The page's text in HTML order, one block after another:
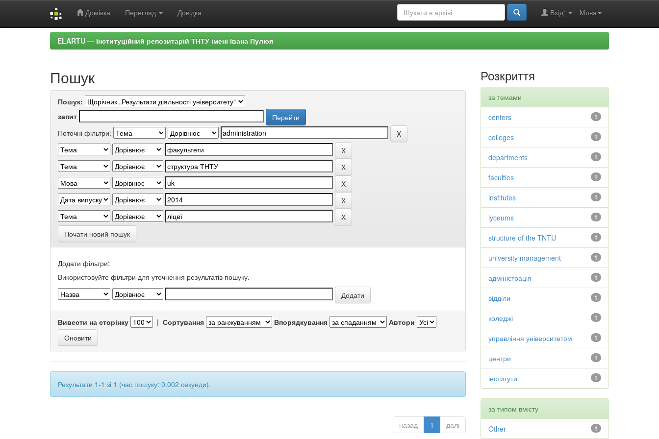
Домівка Перегляд Довідка Мова
Вхід:
ELARTU — Інституційний репозитарій ТНТУ імені Івана Пулюя
Пошук
Пошук:
запит
Поточні фільтри:
Почати новий пошук
Додати фільтри:
Використовуйте фільтри для уточнення результатів пошуку.
Вивести на сторінку | Сортування Впорядкування Автори
Результати 1-1 зі 1 (час пошуку: 0.002 секунди).
назад 1 далі
Розкриття
за темами
1
centers
1
colleges
1
departments
1
faculties
1
institutes
1
lyceums
1
structure of the TNTU
1
university management
1
адміністрація
1
відділи
1
коледжі
1
управління університетом
1
центри
1
інститути
за типом вмісту
1
Other